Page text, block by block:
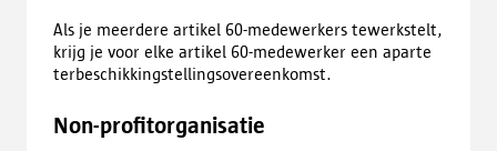
Als je meerdere artikel 60-medewerkers tewerkstelt,
krijg je voor elke artikel 60-medewerker een aparte
terbeschikkingstellingsovereenkomst.
Non-profitorganisatie